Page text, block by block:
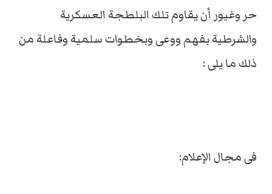
حر وغيور أن يقاوم تلك البلطجة العسكرية
والشرطية بفهم ووعى وبخطوات سلمية وفاعلة من
ذلك ما يلى :
فى مجال الإعلام: